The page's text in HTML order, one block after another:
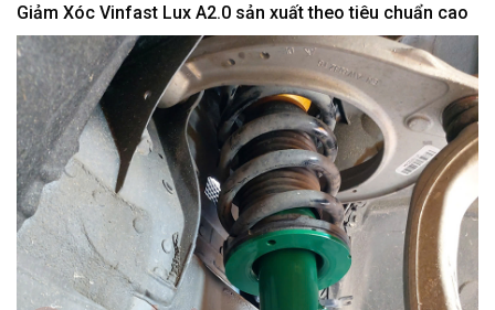
Giảm Xóc Vinfast Lux A2.0 sản xuất theo tiêu chuẩn cao